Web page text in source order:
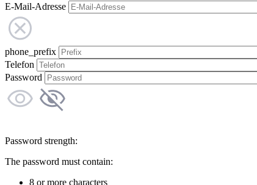
E-Mail-Adresse
phone_prefix
Telefon
Password
Password strength:
The password must contain:
8 or more characters